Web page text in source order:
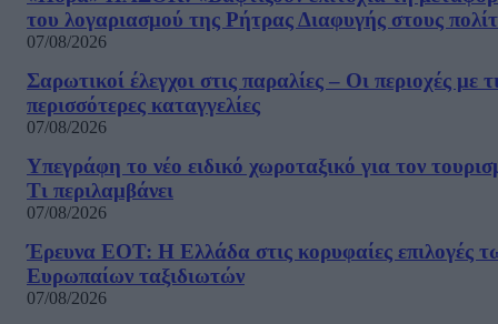
του λογαριασμού της Ρήτρας Διαφυγής στους
07/08/2026
Σαρωτικοί έλεγχοι στις παραλίες – Οι περιοχές με
περισσότερες καταγγελίες
07/08/2026
Υπεγράφη το νέο ειδικό χωροταξικό για τον
Τι περιλαμβάνει
07/08/2026
Έρευνα ΕΟΤ: Η Ελλάδα στις κορυφαίες επιλογές
Ευρωπαίων ταξιδιωτών
07/08/2026